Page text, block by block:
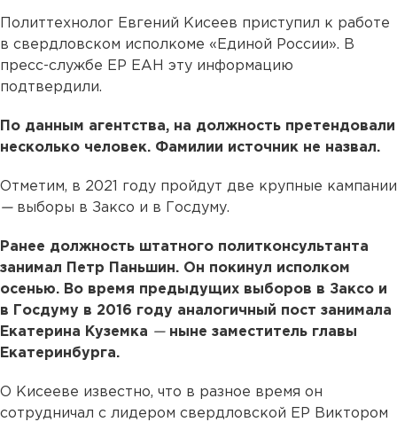
Политтехнолог Евгений Кисеев приступил к работе
в свердловском исполкоме «Единой России». В
пресс-службе ЕР ЕАН эту информацию
подтвердили.
По данным агентства, на должность претендовали
несколько человек. Фамилии источник не назвал.
Отметим, в 2021 году пройдут две крупные кампании
—выборы в Заксо и в Госдуму.
Ранее должность штатного политконсультанта
занимал Петр Паньшин. Он покинул исполком
осенью. Во время предыдущих выборов в Заксо и
в Госдуму в 2016 году аналогичный пост занимала
Екатерина Куземка —ныне заместитель главы
Екатеринбурга.
О Кисееве известно, что в разное время он
сотрудничал с лидером свердловской ЕР Виктором